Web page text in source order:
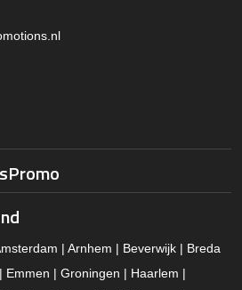
| Arnhem | Beverwijk | Breda
Emmen | Groningen | Haarlem |